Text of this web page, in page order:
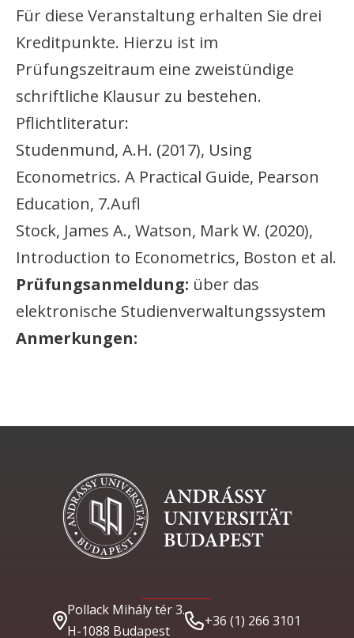
Für diese Veranstaltung erhalten Sie drei
Kreditpunkte. Hierzu ist im
Prüfungszeitraum eine zweistündige
schriftliche Klausur zu bestehen.
Pflichtliteratur:
Studenmund, A.H. (2017), Using
Econometrics. A Practical Guide, Pearson
Education, 7.Aufl
Stock, James A., Watson, Mark W. (2020),
Introduction to Econometrics, Boston et al.
Prüfungsanmeldung: über das
elektronische Studienverwaltungssystem
Anmerkungen:
Pollack Mihály tér 3.
H-1088 Budapest
+36 (1) 266 3101